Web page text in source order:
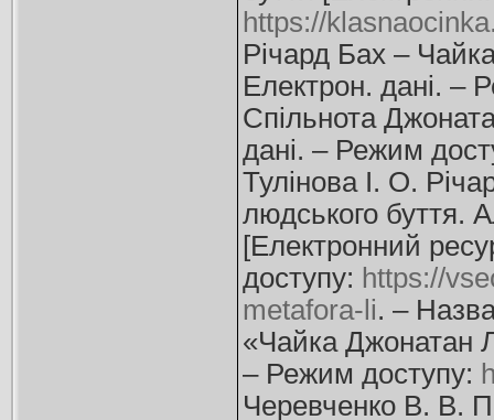
https://
Річард Бах –
Електрон. дані. –
Спільнота
дані. – Режим
Тулінова І. О.
людського буття.
[Електронний
доступу: https://
metafora-li. –
«Чайка Джонатан
– Режим доступу:
Черевченко В. В.